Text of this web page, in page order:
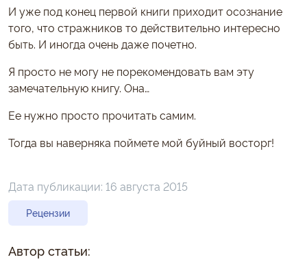
И уже под конец первой книги приходит осознание
того, что стражников то действительно интересно
быть. И иногда очень даже почетно.
Я просто не могу не порекомендовать вам эту
замечательную книгу. Она…
Ее нужно просто прочитать самим.
Тогда вы наверняка поймете мой буйный восторг!
Дата публикации: 16 августа 2015
Рецензии
Автор статьи: